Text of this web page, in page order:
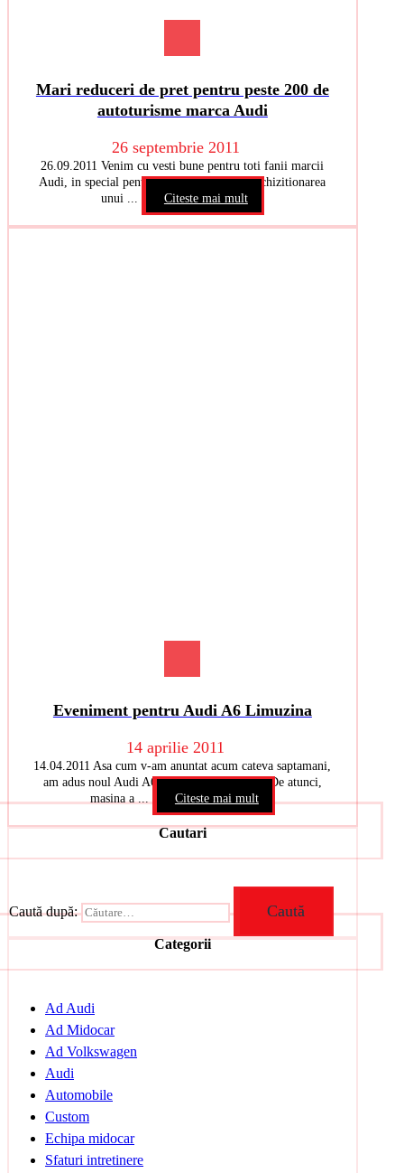
Mari reduceri de pret pentru peste 200 de
autoturisme marca Audi
26 septembrie 2011
26.09.2011 Venim cu vesti bune pentru toti fanii marcii
Audi, in special pentru cei care au in plan achizitionarea
unui ...
Citeste mai mult
Eveniment pentru Audi A6 Limuzina
14 aprilie 2011
14.04.2011 Asa cum v-am anuntat acum cateva saptamani,
am adus noul Audi A6 la MIDOCAR Vitan. De atunci,
masina a ...
Citeste mai mult
Cautari
Caută după:
Categorii
Ad Audi
Ad Midocar
Ad Volkswagen
Audi
Automobile
Custom
Echipa midocar
Sfaturi intretinere